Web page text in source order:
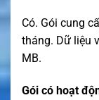
Có. Gói cung
tháng. Dữ liệu
MB.
Gói có hoạt